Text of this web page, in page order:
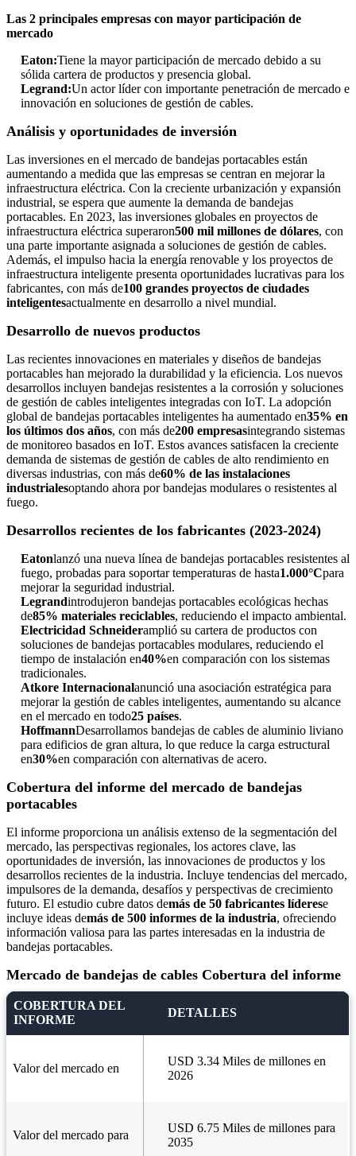
Las 2 principales empresas con mayor participación de
mercado
Eaton:Tiene la mayor participación de mercado debido a su
sólida cartera de productos y presencia global.
Legrand:Un actor líder con importante penetración de mercado e
innovación en soluciones de gestión de cables.
Análisis y oportunidades de inversión
Las inversiones en el mercado de bandejas portacables están
aumentando a medida que las empresas se centran en mejorar la
infraestructura eléctrica. Con la creciente urbanización y expansión
industrial, se espera que aumente la demanda de bandejas
portacables. En 2023, las inversiones globales en proyectos de
infraestructura eléctrica superaron500 mil millones de dólares, con
una parte importante asignada a soluciones de gestión de cables.
Además, el impulso hacia la energía renovable y los proyectos de
infraestructura inteligente presenta oportunidades lucrativas para los
fabricantes, con más de100 grandes proyectos de ciudades
inteligentesactualmente en desarrollo a nivel mundial.
Desarrollo de nuevos productos
Las recientes innovaciones en materiales y diseños de bandejas
portacables han mejorado la durabilidad y la eficiencia. Los nuevos
desarrollos incluyen bandejas resistentes a la corrosión y soluciones
de gestión de cables inteligentes integradas con IoT. La adopción
global de bandejas portacables inteligentes ha aumentado en35% en
los últimos dos años, con más de200 empresasintegrando sistemas
de monitoreo basados ​​en IoT. Estos avances satisfacen la creciente
demanda de sistemas de gestión de cables de alto rendimiento en
diversas industrias, con más de60% de las instalaciones
industrialesoptando ahora por bandejas modulares o resistentes al
fuego.
Desarrollos recientes de los fabricantes (2023-2024)
Eatonlanzó una nueva línea de bandejas portacables resistentes al
fuego, probadas para soportar temperaturas de hasta1.000°Cpara
mejorar la seguridad industrial.
Legrandintrodujeron bandejas portacables ecológicas hechas
de85% materiales reciclables, reduciendo el impacto ambiental.
Electricidad Schneideramplió su cartera de productos con
soluciones de bandejas portacables modulares, reduciendo el
tiempo de instalación en40%en comparación con los sistemas
tradicionales.
Atkore Internacionalanunció una asociación estratégica para
mejorar la gestión de cables inteligentes, aumentando su alcance
en el mercado en todo25 países.
HoffmannDesarrollamos bandejas de cables de aluminio liviano
para edificios de gran altura, lo que reduce la carga estructural
en30%en comparación con alternativas de acero.
Cobertura del informe del mercado de bandejas
portacables
El informe proporciona un análisis extenso de la segmentación del
mercado, las perspectivas regionales, los actores clave, las
oportunidades de inversión, las innovaciones de productos y los
desarrollos recientes de la industria. Incluye tendencias del mercado,
impulsores de la demanda, desafíos y perspectivas de crecimiento
futuro. El estudio cubre datos demás de 50 fabricantes líderese
incluye ideas demás de 500 informes de la industria, ofreciendo
información valiosa para las partes interesadas en la industria de
bandejas portacables.
Mercado de bandejas de cables Cobertura del informe
COBERTURA DEL
INFORME
DETALLES
Valor del mercado en
USD 3.34 Miles de millones en
2026
Valor del mercado para
USD 6.75 Miles de millones para
2035